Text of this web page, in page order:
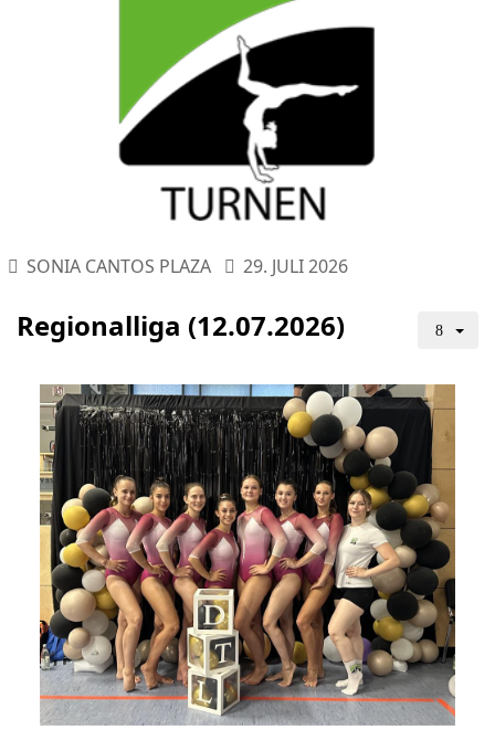
SONIA CANTOS PLAZA 29. JULI 2026
Regionalliga (12.07.2026)